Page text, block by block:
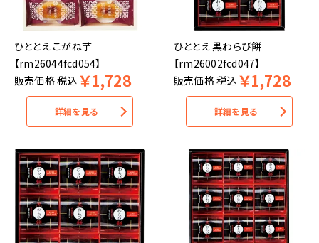
ひととえ こがね芋
【rm26044fcd054】
販売価格税込 ￥1,728
詳細を見る
ひととえ 黒わらび餅
【rm26002fcd047】
販売価格税込 ￥1,728
詳細を見る